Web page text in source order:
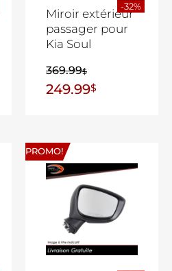
Miroir extérieur
passager pour
Kia Soul
369.99$
249.99$
-32%
PROMO!